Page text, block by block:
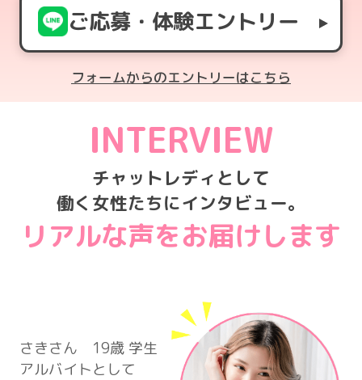
ご応募・体験エントリー
フォームからのエントリーはこちら
INTERVIEW
チャットレディとして
働く女性たちにインタビュー。
リアルな声をお届けします
さきさん 19歳 学生
アルバイトとして